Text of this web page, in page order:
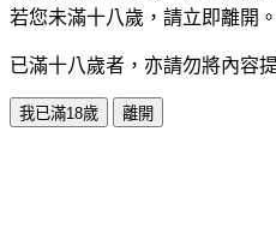
若您未滿十八歲，請立即離開。
已滿十八歲者，亦請勿將內容
我已滿18歲 離開